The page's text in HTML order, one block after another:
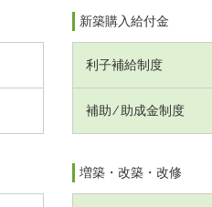
新築購入給付金
利子補給制度
補助 ⁄ 助成金制度
増築・改築・改修